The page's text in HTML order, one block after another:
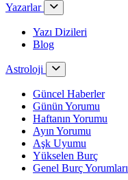
Yazarlar
Yazı Dizileri
Blog
Astroloji
Güncel Haberler
Günün Yorumu
Haftanın Yorumu
Ayın Yorumu
Aşk Uyumu
Yükselen Burç
Genel Burç Yorumları